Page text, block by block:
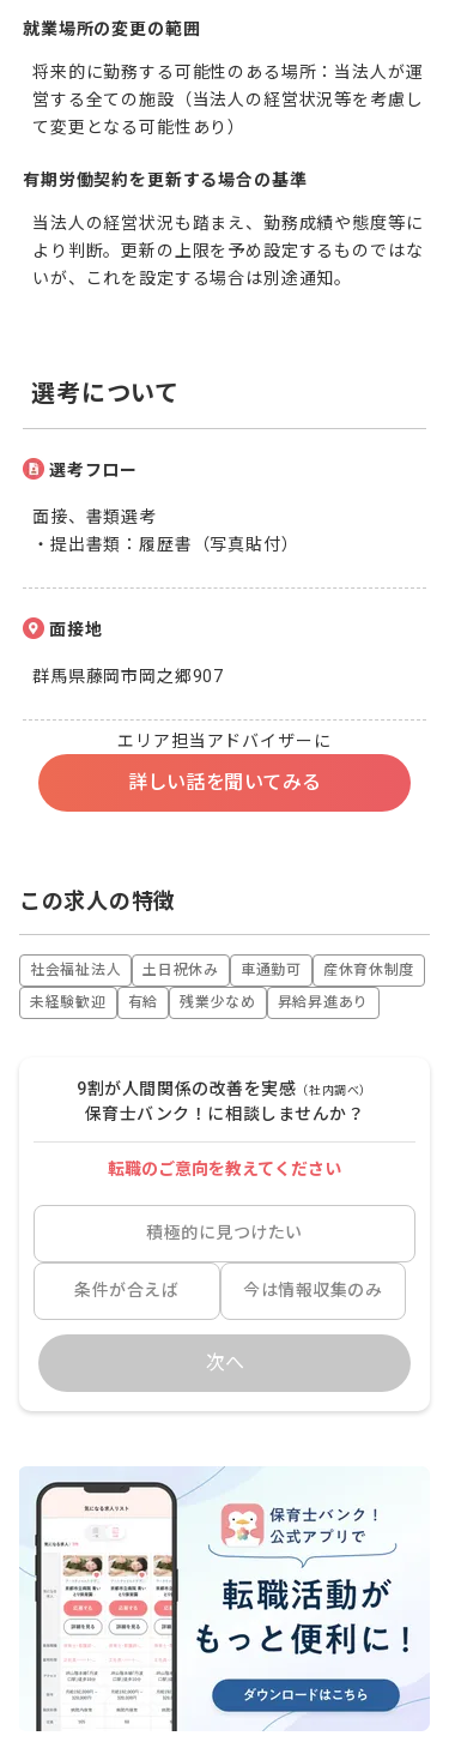
就業場所の変更の範囲
将来的に勤務する可能性のある場所：当法人が運
営する全ての施設（当法人の経営状況等を考慮し
て変更となる可能性あり）
有期労働契約を更新する場合の基準
当法人の経営状況も踏まえ、勤務成績や態度等に
より判断。更新の上限を予め設定するものではな
いが、これを設定する場合は別途通知。
選考について
選考フロー
面接、書類選考
・提出書類：履歴書（写真貼付）
面接地
群馬県藤岡市岡之郷907
エリア担当アドバイザーに
詳しい話を聞いてみる
この求人の特徴
社会福祉法人 土日祝休み 車通勤可
産休育休制度
未経験歓迎
有給 残業少なめ 昇給昇進あり
9割が人間関係の改善を実感 （社内調べ）
保育士バンク！に相談しませんか？
転職のご意向を教えてください
積極的に見つけたい
条件が合えば 今は情報収集のみ
次へ